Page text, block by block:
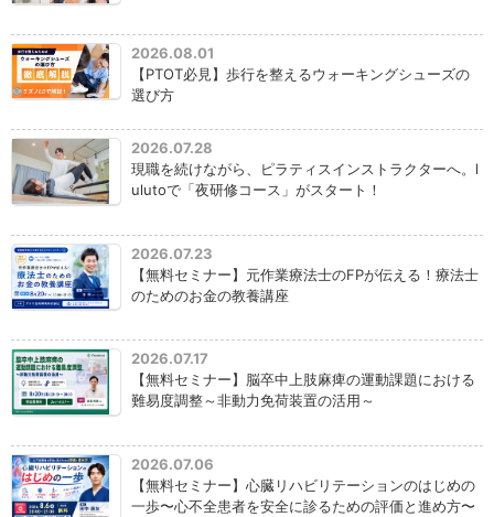
2026.08.01
【PTOT必見】歩行を整えるウォーキングシューズの
選び方
2026.07.28
現職を続けながら、ピラティスインストラクターへ。l
ulutoで「夜研修コース」がスタート！
2026.07.23
【無料セミナー】元作業療法士のFPが伝える！療法士
のためのお金の教養講座
2026.07.17
【無料セミナー】脳卒中上肢麻痺の運動課題における
難易度調整～非動力免荷装置の活用～
2026.07.06
【無料セミナー】心臓リハビリテーションのはじめの
一歩〜心不全患者を安全に診るための評価と進め方〜